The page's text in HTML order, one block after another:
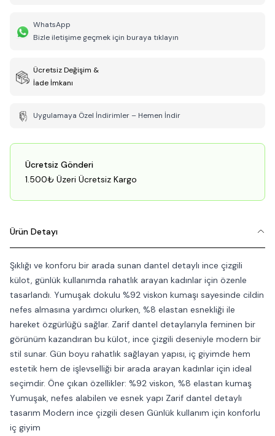
WhatsApp
Bizle iletişime geçmek için buraya tıklayın
Ücretsiz Değişim &
İade İmkanı
Uygulamaya Özel İndirimler – Hemen İndir
Ücretsiz Gönderi
1.500₺ Üzeri Ücretsiz Kargo
Ürün Detayı
Şıklığı ve konforu bir arada sunan dantel detaylı ince çizgili
külot, günlük kullanımda rahatlık arayan kadınlar için özenle
tasarlandı. Yumuşak dokulu %92 viskon kumaşı sayesinde cildin
nefes almasına yardımcı olurken, %8 elastan esnekliği ile
hareket özgürlüğü sağlar. Zarif dantel detaylarıyla feminen bir
görünüm kazandıran bu külot, ince çizgili deseniyle modern bir
stil sunar. Gün boyu rahatlık sağlayan yapısı, iç giyimde hem
estetik hem de işlevselliği bir arada arayan kadınlar için ideal
seçimdir. Öne çıkan özellikler: %92 viskon, %8 elastan kumaş
Yumuşak, nefes alabilen ve esnek yapı Zarif dantel detaylı
tasarım Modern ince çizgili desen Günlük kullanım için konforlu
iç giyim